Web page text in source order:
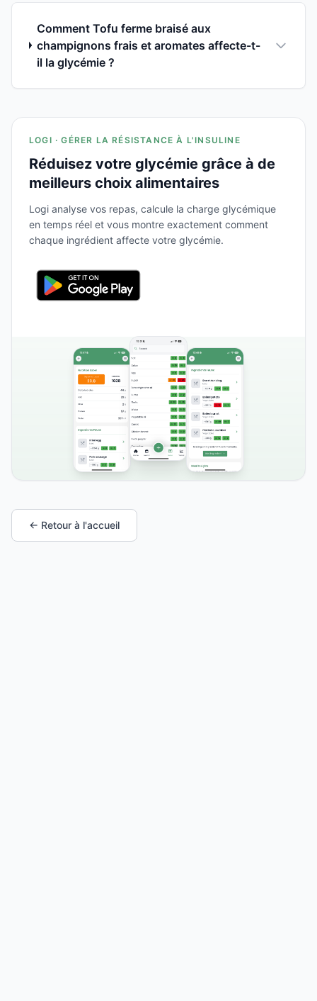
Comment Tofu ferme braisé aux
champignons frais et aromates affecte-t-
il la glycémie ?
LOGI · GÉRER LA RÉSISTANCE À L'INSULINE
Réduisez votre glycémie grâce à de
meilleurs choix alimentaires
Logi analyse vos repas, calcule la charge glycémique
en temps réel et vous montre exactement comment
chaque ingrédient affecte votre glycémie.
← Retour à l'accueil